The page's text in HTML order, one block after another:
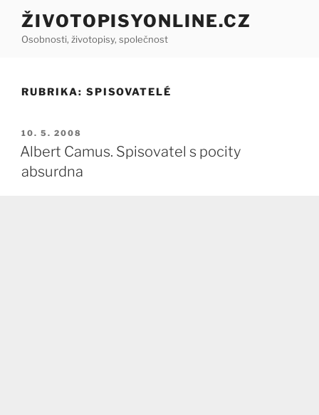
Přejít
obsahu
ŽIVOTOPISYONLINE.CZ
Osobnosti, životopisy, společnost
RUBRIKA: SPISOVATELÉ
PUBLIKOVÁNO
10. 5. 2008
Albert Camus. Spisovatel s pocity
absurdna